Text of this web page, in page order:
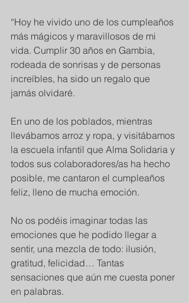
“Hoy he vivido uno de los cumpleaños
más mágicos y maravillosos de mi
vida. Cumplir 30 años en Gambia,
rodeada de sonrisas y de personas
increíbles, ha sido un regalo que
jamás olvidaré.
En uno de los poblados, mientras
llevábamos arroz y ropa, y visitábamos
la escuela infantil que Alma Solidaria y
todos sus colaboradores/as ha hecho
posible, me cantaron el cumpleaños
feliz, lleno de mucha emoción.
No os podéis imaginar todas las
emociones que he podido llegar a
sentir, una mezcla de todo: ilusión,
gratitud, felicidad… Tantas
sensaciones que aún me cuesta poner
en palabras.